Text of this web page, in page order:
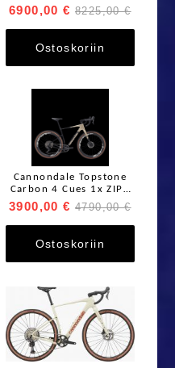
6900,00 € 8225,00 €
Ostoskoriin
Cannondale Topstone
Carbon 4 Cues 1x ZIPP
303
3900,00 € 4790,00 €
Ostoskoriin